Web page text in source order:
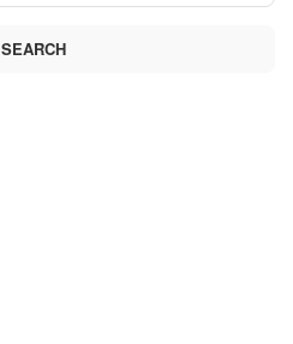
SEARCH